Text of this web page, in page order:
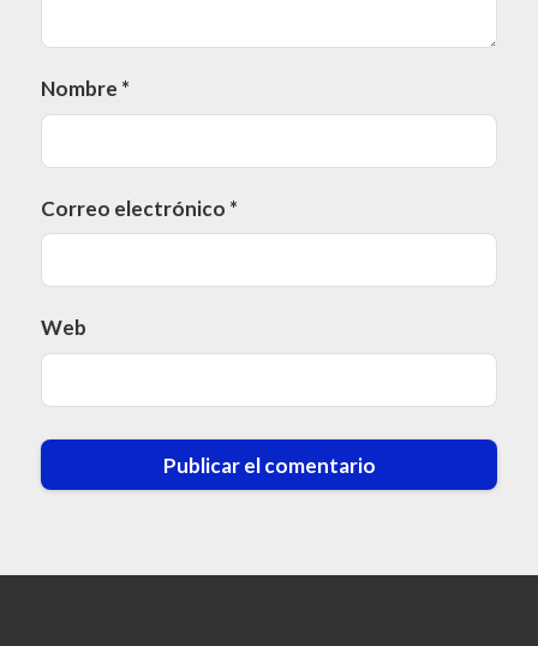
Nombre *
Correo electrónico *
Web